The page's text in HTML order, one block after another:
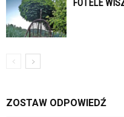
FOTELE
ZOSTAW ODPOWIEDŹ